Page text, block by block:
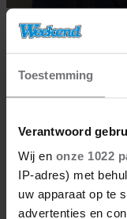
Toestemming
Verantwoord
Wij en onze 1022
IP-adres) met
uw apparaat op te
advertenties en
01/06/2023
CARRIÈRE